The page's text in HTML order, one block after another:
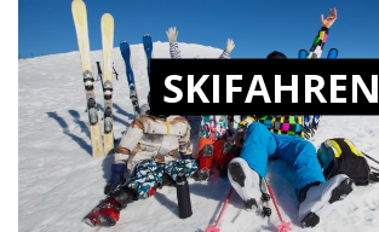
SKIFAHREN